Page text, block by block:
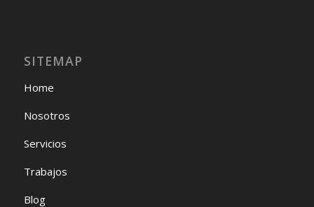
SITEMAP
Home
Nosotros
Servicios
Trabajos
Blog